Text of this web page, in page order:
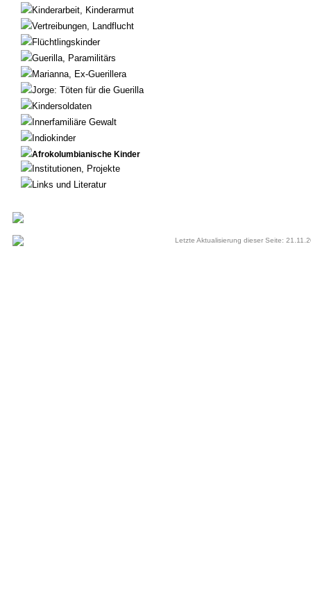
Kinderarbeit, Kinderarmut
Vertreibungen, Landflucht
Flüchtlingskinder
Guerilla, Paramilitärs
Marianna, Ex-Guerillera
Jorge: Töten für die Guerilla
Kindersoldaten
Innerfamiliäre Gewalt
Indiokinder
Afrokolumbianische Kinder
Institutionen, Projekte
Links und Literatur
Letzte Aktualisierung dieser Seite: